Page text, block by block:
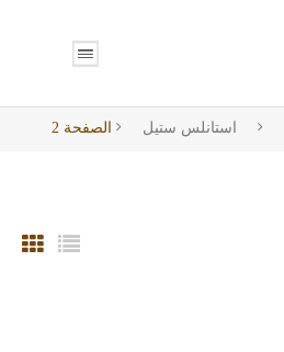
استانلس ستيل الصفحة 2